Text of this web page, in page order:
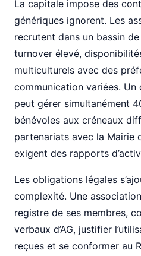
La capitale impose des
génériques ignorent. Les
recrutent dans un bassin
turnover élevé,
multiculturels avec des
communication variées.
peut gérer simultanément
bénévoles aux créneaux
partenariats avec la Mairie
exigent des rapports
Les obligations légales
complexité. Une
registre de ses membres,
verbaux d’AG, justifier
reçues et se conformer au